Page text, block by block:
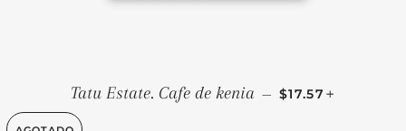
Tatu Estate. Cafe de kenia — PRECIO
$17.57